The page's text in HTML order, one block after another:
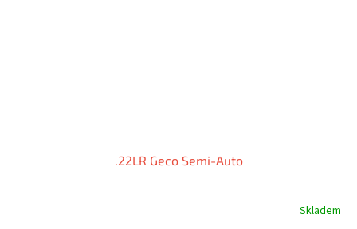
.22LR Geco Semi-Auto
Skladem